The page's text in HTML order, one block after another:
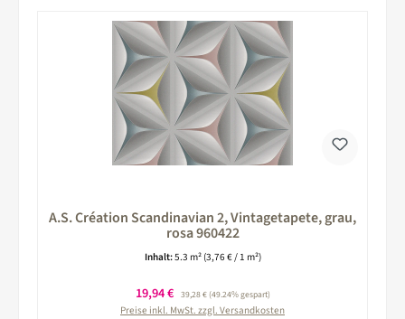
A.S. Création Scandinavian 2, Vintagetapete, grau,
rosa 960422
Inhalt:5.3 m² (3,76 € / 1 m²)
Verkaufspreis:
19,94 € Regulärer Preis:
39,28 €(49.24% gespart)
Preise inkl. MwSt. zzgl. Versandkosten